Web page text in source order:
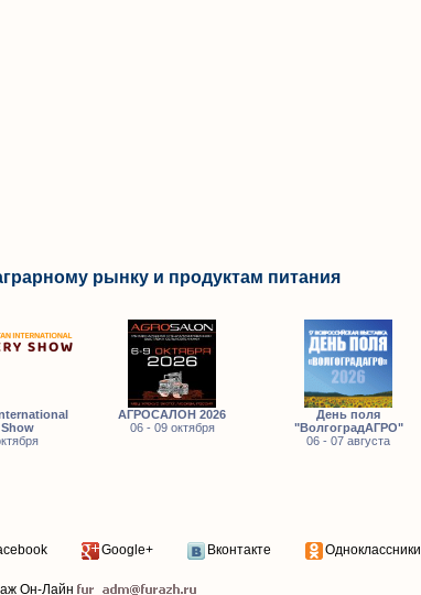
рынку и продуктам питания
АГРОСАЛОН 2026
06 - 09 октября
День поля
"ВолгоградАГРО"
06 - 07 августа
Google+ Вконтакте Одноклассники
Он-Лайн